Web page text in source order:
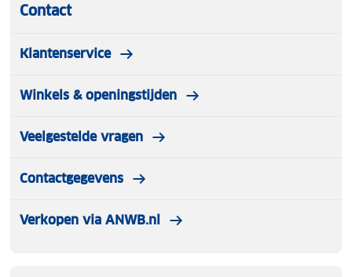
Contact
Klantenservice
Winkels & openingstijden
Veelgestelde vragen
Contactgegevens
Verkopen via ANWB.nl